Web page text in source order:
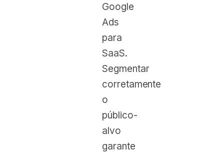
Google
Ads
para
SaaS.
Segmentar
corretamente
o
público-
alvo
garante